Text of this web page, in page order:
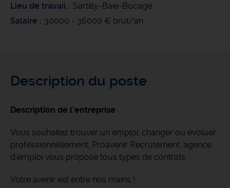
Lieu de travail
Sartilly-Baie-Bocage
Salaire
30000 - 36000 € brut/an
Description du poste
Description de l'entreprise
Vous souhaitez trouver un emploi, changer ou évoluer
professionnellement, Proavenir Recrutement, agence
d’emploi vous propose tous types de contrats.
Votre avenir est entre nos mains !